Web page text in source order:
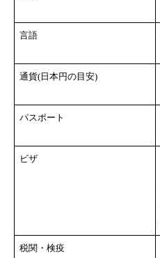
言語
通貨(日本円の目安)
パスポート
ビザ
税関・検疫